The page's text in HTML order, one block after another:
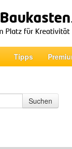
Tipps
Suchen